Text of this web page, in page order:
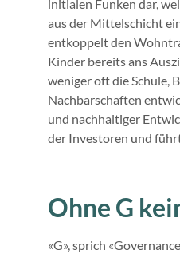
initialen Funken dar,
aus der Mittelschicht
entkoppelt den
Kinder bereits ans
weniger oft die Schule,
Nachbarschaften
und nachhaltiger
der Investoren und
Ohne G
«G», sprich